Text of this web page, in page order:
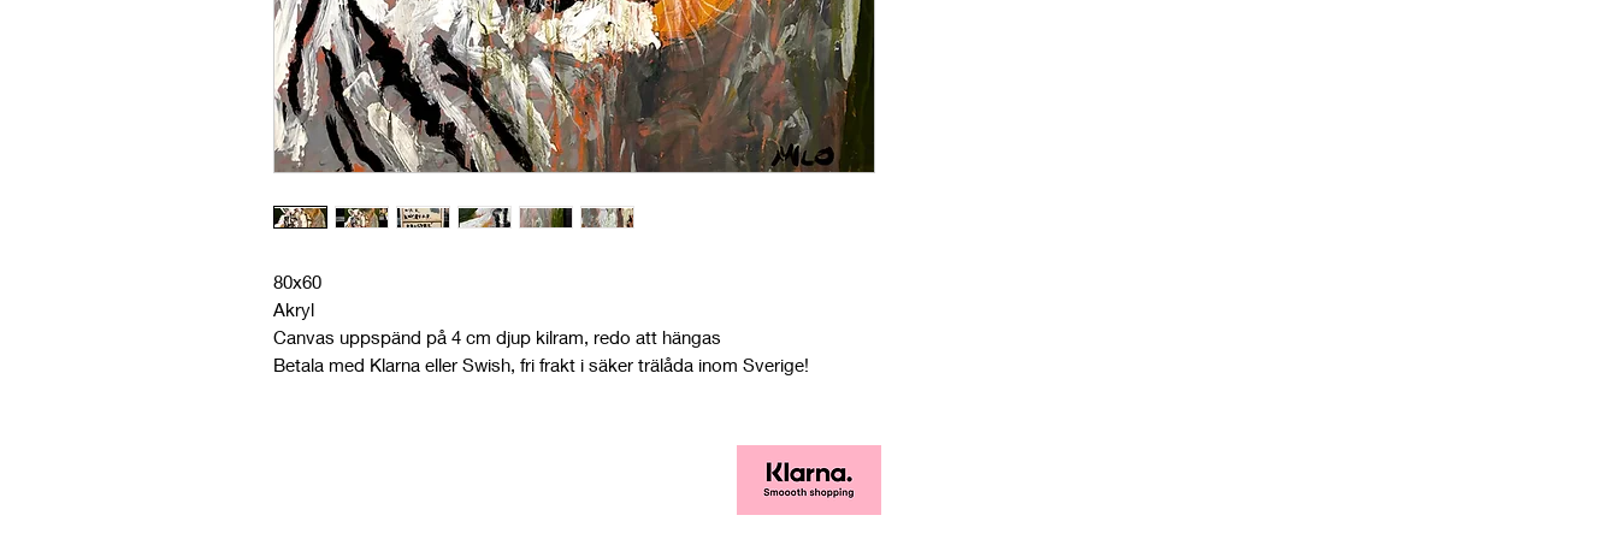
80x60
Akryl
Canvas uppspänd på 4 cm djup kilram, redo att hängas
Betala med Klarna eller Swish, fri frakt i säker trälåda inom Sverige!